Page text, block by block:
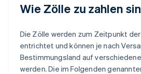
Wie Zölle zu zahlen
Die Zölle werden zum Zeitpunkt
entrichtet und können je nach
Bestimmungsland auf
werden. Die im Folgenden